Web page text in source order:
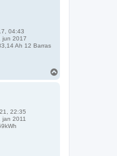
04:43
jun 2017
Ah 12 Barras
22:35
jan 2011